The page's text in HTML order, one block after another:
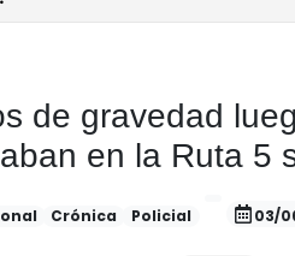
de gravedad
en la Ruta 5
Crónica Policial 03/